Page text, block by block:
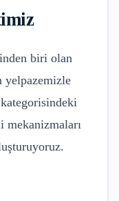
biri olan
yelpazemizle
kategorisindeki
mekanizmaları